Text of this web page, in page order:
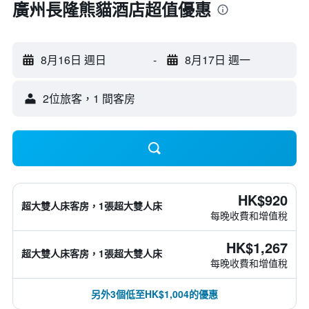
廣州長隆熊貓酒店超值優惠
8月16日 週日 - 8月17日 週一
2位旅客，1 間客房
超大雙人床客房，1張超大雙人床 HK$920
每晚收費和增值稅
超大雙人床客房，1張超大雙人床 HK$1,267
每晚收費和增值稅
另外3個低至HK$1,004的優惠